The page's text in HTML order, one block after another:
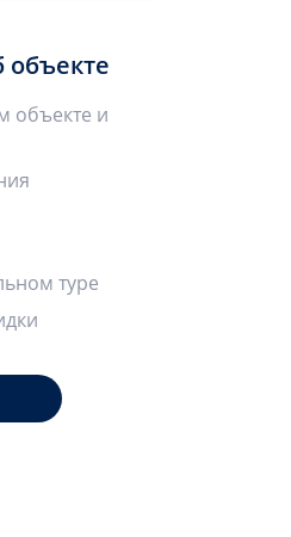
объекте и
туре